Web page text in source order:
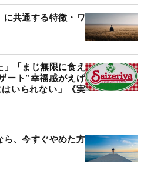
に共通する特徴・ワ
」「まじ無限に食え
ート”幸福感がえげ
いられない」《実
ら、今すぐやめた方